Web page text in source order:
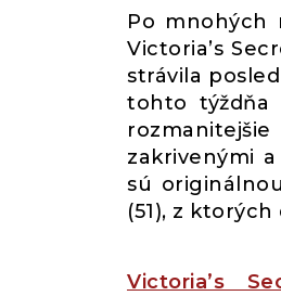
Po mnohých
Victoria’s
strávila
tohto týždňa
zakrivenými
sú
(51), z
Victoria’s